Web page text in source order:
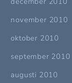
november 2010
oktober 2010
september 2010
augusti 2010